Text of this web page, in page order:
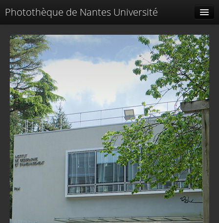
Photothèque de Nantes Université
Spéciales
Menu
Identification